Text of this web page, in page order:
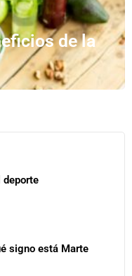
de la
deporte
signo está Marte